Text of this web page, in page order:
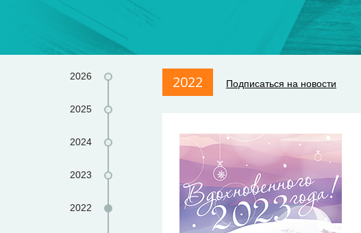
2026
2025
2024
2023
2022
2022 Подписаться на новости